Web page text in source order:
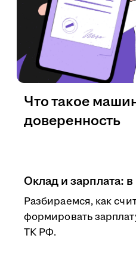
Оклад и зарплата:
Разбираемся, как
формировать
ТК РФ.
Что такое
доверенность